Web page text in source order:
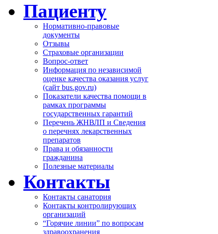
Пациенту
Нормативно-правовые
документы
Отзывы
Страховые организации
Вопрос-ответ
Информация по независимой
оценке качества оказания услуг
(сайт bus.gov.ru)
Показатели качества помощи в
рамках программы
государственных гарантий
Перечень ЖНВЛП и Сведения
о перечнях лекарственных
препаратов
Права и обязанности
гражданина
Полезные материалы
Контакты
Контакты санатория
Контакты контролирующих
организаций
“Горячие линии” по вопросам
здравоохранения